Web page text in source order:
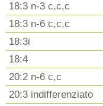
18:3 n-3 c,c,c
18:3 n-6 c,c,c
18:3i
18:4
20:2 n-6 c,c
20:3 indifferenziato